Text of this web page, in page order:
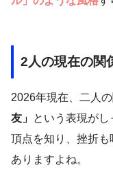
2人の現在の関
2026年現在、二人
友」 という表現が
頂点を知り、挫折
ありますよね。